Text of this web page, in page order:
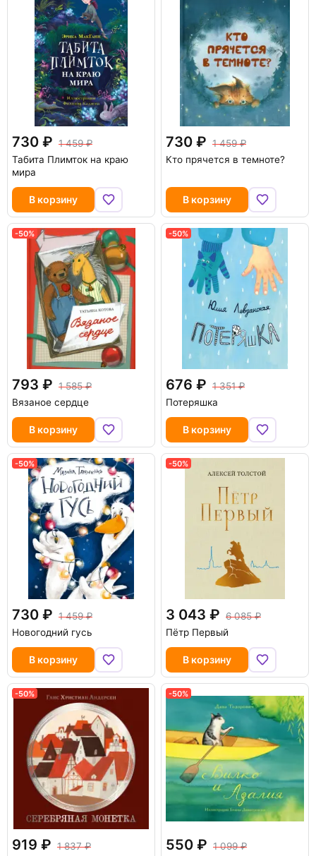
730
1 459
Табита Плимток на краю
мира
В корзину
730
1 459
Кто прячется в темноте?
В корзину
-50%
793
1 585
Вязаное сердце
В корзину
-50%
676
1 351
Потеряшка
В корзину
-50%
730
1 459
Новогодний гусь
В корзину
-50%
3 043
6 085
Пётр Первый
В корзину
-50%
919
1 837
-50%
550
1 099